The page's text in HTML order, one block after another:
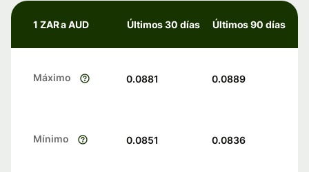
1 ZAR a AUD Últimos 30 días Últimos 90 días
Máximo 0.0881 0.0889
Mínimo 0.0851 0.0836